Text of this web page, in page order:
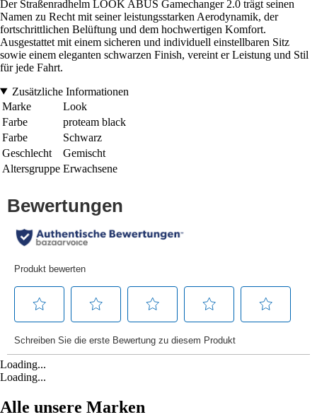
Der Straßenradhelm LOOK ABUS Gamechanger 2.0 trägt seinen
Namen zu Recht mit seiner leistungsstarken Aerodynamik, der
fortschrittlichen Belüftung und dem hochwertigen Komfort.
Ausgestattet mit einem sicheren und individuell einstellbaren Sitz
sowie einem eleganten schwarzen Finish, vereint er Leistung und Stil
für jede Fahrt.
Zusätzliche Informationen
Marke
Look
Farbe
proteam black
Farbe
Schwarz
Geschlecht
Gemischt
Altersgruppe Erwachsene
Loading...
Loading...
Alle unsere Marken